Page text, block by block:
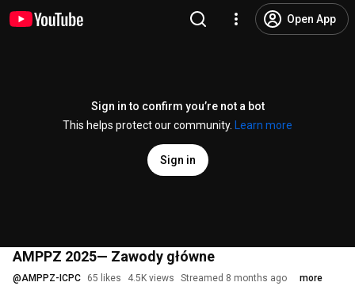
Open App
Sign in to confirm you’re not a bot
This helps protect our community.
Learn more
Sign in
AMPPZ 2025— Zawody główne
@AMPPZ-ICPC 65 likes 4.5K views Streamed 8 months ago more